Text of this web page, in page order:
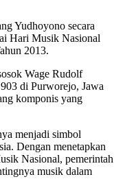
Yudhoyono secara
Hari Musik Nasional
2013.
Wage Rudolf
di Purworejo, Jawa
komponis yang
menjadi simbol
Dengan menetapkan
Nasional, pemerintah
musik dalam